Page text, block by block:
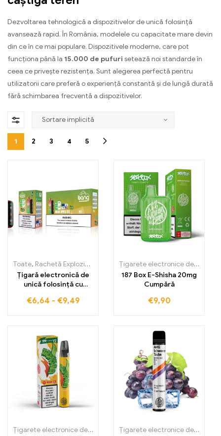
Dezvoltarea tehnologică a dispozitivelor de unică folosință
avansează rapid. În România, modelele cu capacitate mare devin
din ce în ce mai populare. Dispozitivele moderne, care pot
funcționa până la 15.000 de pufuri setează noi standarde în
ceea ce privește rezistența. Sunt alegerea perfectă pentru
utilizatorii care preferă o experiență constantă și de lungă durată
fără schimbarea frecventă a dispozitivelor.
1 2 3 4 5
Toate, Rachetă Explozie 18000 Pufuri ,Țigarete electronice de
Țigară electronică de
unică folosință cu
intensitate fructată.
a merelor cu o notă
rece
€6,64 - €9,49
Țigarete electronice de unică folosință
187 Box E-Shisha 20mg
Cumpără
€9,90
Țigarete electronice de unică folosință ,Țigarete electronice de
Țigarete electronice de unică folosință